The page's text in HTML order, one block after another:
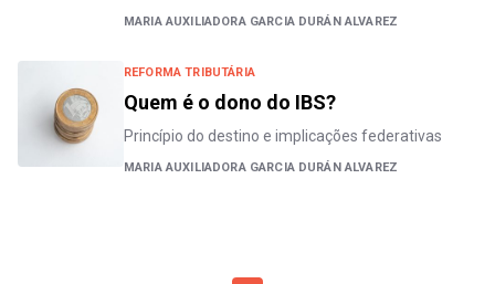
MARIA AUXILIADORA GARCIA DURÁN ALVAREZ
REFORMA TRIBUTÁRIA
Quem é o dono do IBS?
Princípio do destino e implicações federativas
MARIA AUXILIADORA GARCIA DURÁN ALVAREZ